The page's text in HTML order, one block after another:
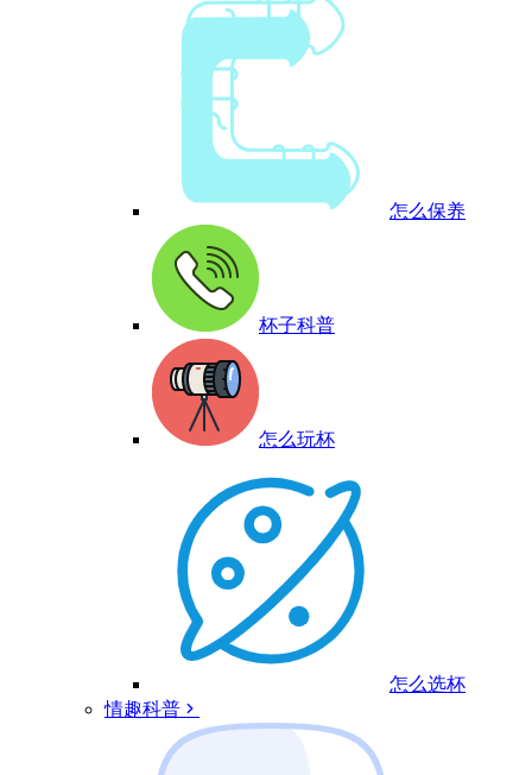
怎么保养
杯子科普
怎么玩杯
怎么选杯
情趣科普